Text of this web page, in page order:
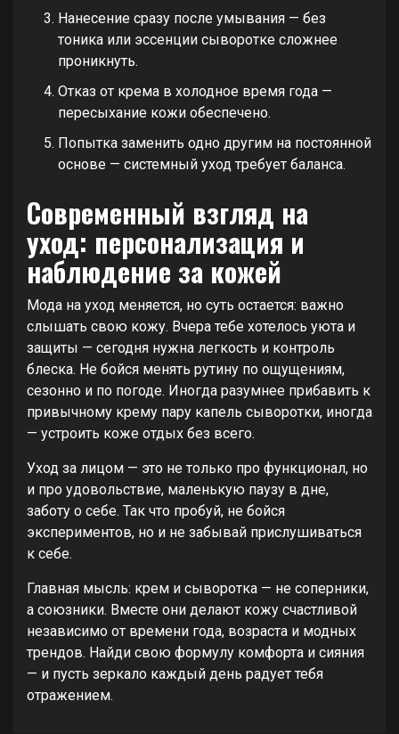
Нанесение сразу после умывания — без
тоника или эссенции сыворотке сложнее
проникнуть.
Отказ от крема в холодное время года —
пересыхание кожи обеспечено.
Попытка заменить одно другим на постоянной
основе — системный уход требует баланса.
Современный взгляд на
уход: персонализация и
наблюдение за кожей
Мода на уход меняется, но суть остается: важно
слышать свою кожу. Вчера тебе хотелось уюта и
защиты — сегодня нужна легкость и контроль
блеска. Не бойся менять рутину по ощущениям,
сезонно и по погоде. Иногда разумнее прибавить к
привычному крему пару капель сыворотки, иногда
— устроить коже отдых без всего.
Уход за лицом — это не только про функционал, но
и про удовольствие, маленькую паузу в дне,
заботу о себе. Так что пробуй, не бойся
экспериментов, но и не забывай прислушиваться
к себе.
Главная мысль: крем и сыворотка — не соперники,
а союзники. Вместе они делают кожу счастливой
независимо от времени года, возраста и модных
трендов. Найди свою формулу комфорта и сияния
— и пусть зеркало каждый день радует тебя
отражением.